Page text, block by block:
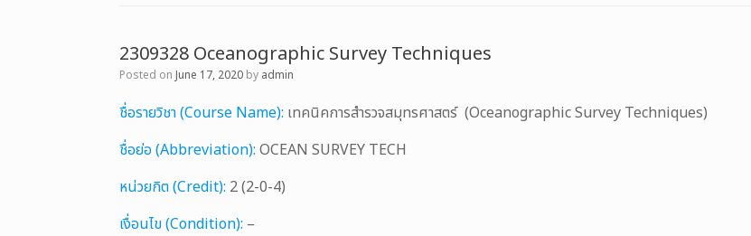
2309328 Oceanographic Survey Techniques
Posted on June 17, 2020 by admin
ชื่อรายวิชา (Course Name): เทคนิคการสำรวจสมุทรศาสตร์ (Oceanographic Survey Techniques)
ชื่อย่อ (Abbreviation): OCEAN SURVEY TECH
หน่วยกิต (Credit): 2 (2-0-4)
เงื่อนไข (Condition): –